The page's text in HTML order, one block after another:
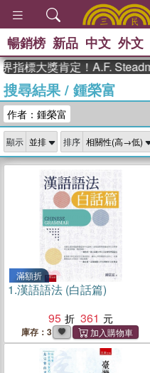
、
登
暢銷榜 新品 中文 外文
標大獎肯定！A.F.
搜尋結果/ 鍾榮富
作者：鍾榮富
顯示 排序
滿額折
1.漢語語法 (白話篇)
95
361
庫存：3